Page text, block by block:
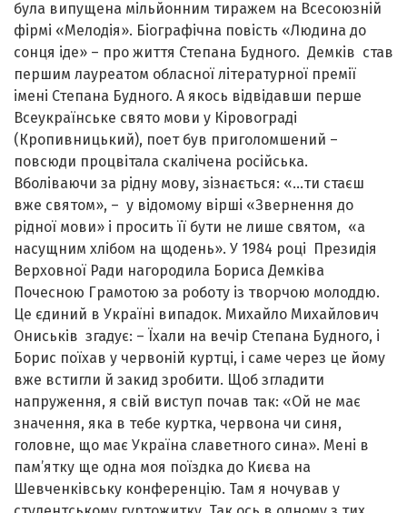
була випущена мільйонним тиражем на Всесоюзній
фірмі «Мелодія». Біографічна повість «Людина до
сонця іде» – про життя Степана Будного. Демків став
першим лауреатом обласної літературної премії
імені Степана Будного. А якось відвідавши перше
Всеукраїнське свято мови у Кіровограді
(Кропивницький), поет був приголомшений –
повсюди процвітала скалічена російська.
Вболіваючи за рідну мову, зізнається: «...ти стаєш
вже святом», – у відомому вірші «Звернення до
рідної мови» і просить її бути не лише святом, «а
насущним хлібом на щодень». У 1984 році Президія
Верховної Ради нагородила Бориса Демківа
Почесною Грамотою за роботу із творчою молоддю.
Це єдиний в Україні випадок. Михайло Михайлович
Ониськів згадує: – Їхали на вечір Степана Будного, і
Борис поїхав у червоній куртці, і саме через це йому
вже встигли й закид зробити. Щоб згладити
напруження, я свій виступ почав так: «Ой не має
значення, яка в тебе куртка, червона чи синя,
головне, що має Україна славетного сина». Мені в
пам’ятку ще одна моя поїздка до Києва на
Шевченківську конференцію. Там я ночував у